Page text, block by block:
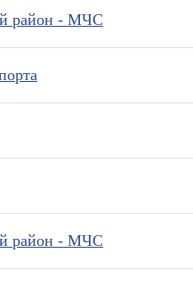
район - МЧС
район - МЧС